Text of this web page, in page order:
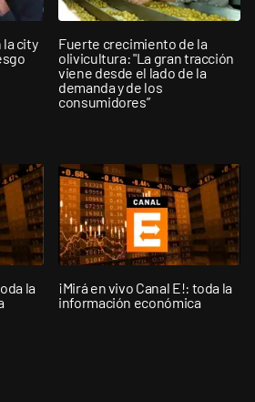
la city
Fuerte crecimiento de la
olivicultura: "La gran tracción
viene desde el lado de la
demanda y de los
consumidores”
la
¡Mirá en vivo Canal E!: toda la
información económica